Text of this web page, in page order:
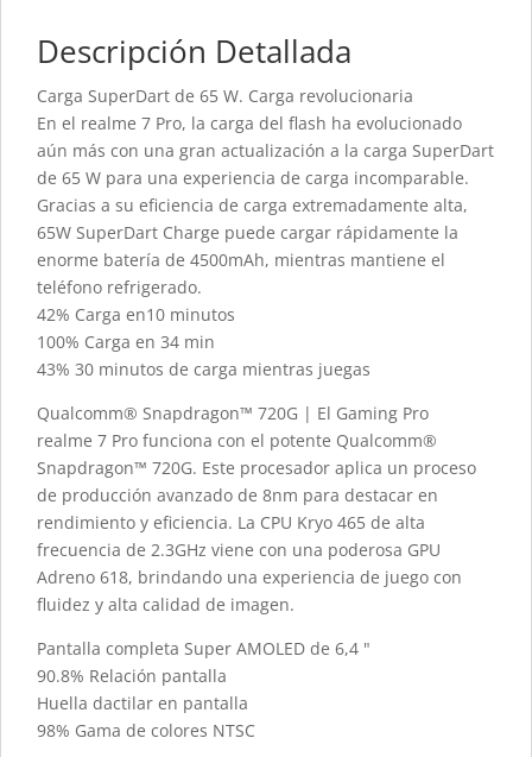
Descripción Detallada
Carga SuperDart de 65 W. Carga revolucionaria
En el realme 7 Pro, la carga del flash ha evolucionado
aún más con una gran actualización a la carga SuperDart
de 65 W para una experiencia de carga incomparable.
Gracias a su eficiencia de carga extremadamente alta,
65W SuperDart Charge puede cargar rápidamente la
enorme batería de 4500mAh, mientras mantiene el
teléfono refrigerado.
42% Carga en10 minutos
100% Carga en 34 min
43% 30 minutos de carga mientras juegas
Qualcomm® Snapdragon™ 720G | El Gaming Pro
realme 7 Pro funciona con el potente Qualcomm®
Snapdragon™ 720G. Este procesador aplica un proceso
de producción avanzado de 8nm para destacar en
rendimiento y eficiencia. La CPU Kryo 465 de alta
frecuencia de 2.3GHz viene con una poderosa GPU
Adreno 618, brindando una experiencia de juego con
fluidez y alta calidad de imagen.
Pantalla completa Super AMOLED de 6,4 "
90.8% Relación pantalla
Huella dactilar en pantalla
98% Gama de colores NTSC